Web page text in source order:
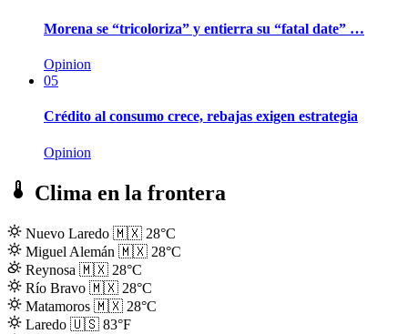
Morena se “tricoloriza” y entierra su “fatal date” …
Opinion
05
Crédito al consumo crece, rebajas exigen estrategia
Opinion
Clima en la frontera
Nuevo Laredo 🇲🇽 28°C
Miguel Alemán 🇲🇽 28°C
Reynosa 🇲🇽 28°C
Río Bravo 🇲🇽 28°C
Matamoros 🇲🇽 28°C
Laredo 🇺🇸 83°F